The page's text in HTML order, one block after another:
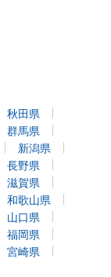
秋田県
群馬県
新潟県
長野県
滋賀県
和歌山県
山口県
福岡県
宮崎県